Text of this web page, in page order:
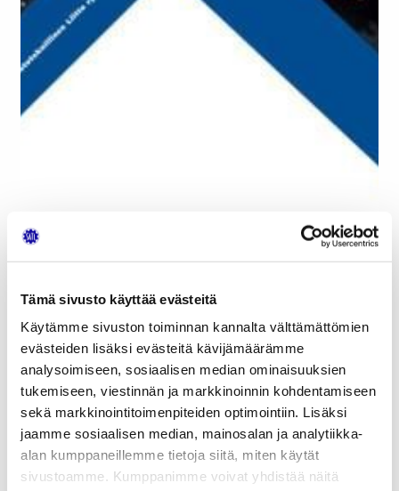
Tämä sivusto käyttää evästeitä
Käytämme sivuston toiminnan kannalta välttämättömien
evästeiden lisäksi evästeitä kävijämäärämme
analysoimiseen, sosiaalisen median ominaisuuksien
tukemiseen, viestinnän ja markkinoinnin kohdentamiseen
sekä markkinointitoimenpiteiden optimointiin. Lisäksi
jaamme sosiaalisen median, mainosalan ja analytiikka-
alan kumppaneillemme tietoja siitä, miten käytät
sivustoamme. Kumppanimme voivat yhdistää näitä